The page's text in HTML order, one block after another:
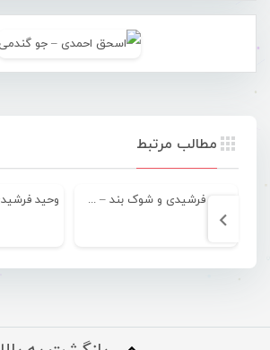
مطالب مرتبط
وحید فرشیدی و شوک بند – سلفی شوم